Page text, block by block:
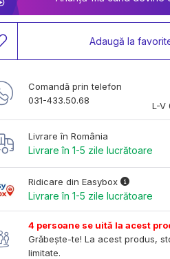
Adaugă la
Comandă prin telefon
031-433.50.68
L-V
Livrare în România
Livrare în 1-5 zile lucrătoare
Ridicare din Easybox
Livrare în 1-5 zile lucrătoare
4 persoane se uită la acest
Grăbește-te! La acest produs,
limitate.